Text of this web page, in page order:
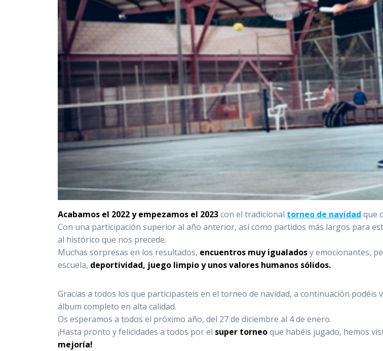
Acabamos el 2022 y empezamos el 2023con el tradicional torneo de navidad que
Con una participación superior al año anterior, así como partidos más largos para
al histórico que nos precede.
Muchas sorpresas en los resultados, encuentros muy igualadosy emocionantes,
escuela, deportividad, juego limpio y unos valores humanos sólidos.
Gracias a todos los que participasteis en el torneo de navidad, a continuación podéis
álbum completo en alta calidad.
Os esperamos a todos el próximo año, del 27 de diciembre al 4 de enero.
¡Hasta pronto y felicidades a todos por el super torneoque habéis jugado, hemos
mejoría!